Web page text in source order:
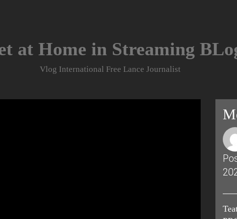
at Home in Streaming
Vlog International Free Lance Journalist